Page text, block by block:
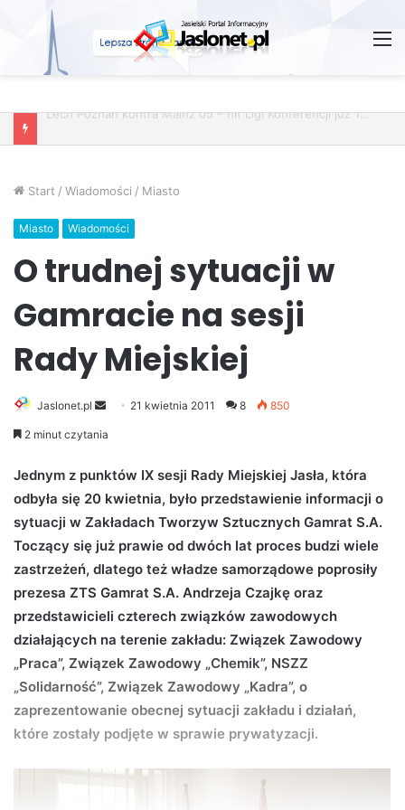
Start / Wiadomości / Miasto
Miasto Wiadomości
O trudnej sytuacji w
Gamracie na sesji
Rady Miejskiej
Jaslonet.pl
d
a
n
i
l
21 kwietnia 2011 8 850
2 minut czytania
Jednym z punktów IX sesji Rady Miejskiej Jasła, która
odbyła się 20 kwietnia, było przedstawienie informacji o
sytuacji w Zakładach Tworzyw Sztucznych Gamrat S.A.
Toczący się już prawie od dwóch lat proces budzi wiele
zastrzeżeń, dlatego też władze samorządowe poprosiły
prezesa ZTS Gamrat S.A. Andrzeja Czajkę oraz
przedstawicieli czterech związków zawodowych
działających na terenie zakładu: Związek Zawodowy
„Praca”, Związek Zawodowy „Chemik”, NSZZ
„Solidarność”, Związek Zawodowy „Kadra”, o
zaprezentowanie obecnej sytuacji zakładu i działań,
które zostały podjęte w sprawie prywatyzacji.